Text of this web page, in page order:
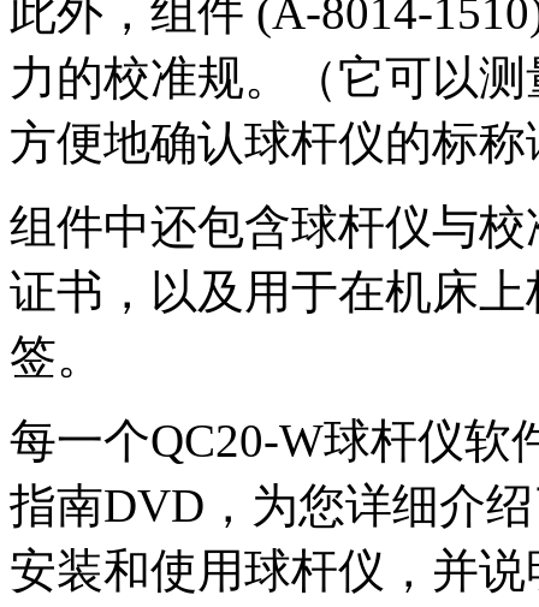
此外，组件 (A-8014-
力的校准规。（它可以
方便地确认球杆仪的标
组件中还包含球杆仪与
证书，以及用于在机床
签。
每一个QC20-W球杆仪软
指南DVD，为您详细介
安装和使用球杆仪，并